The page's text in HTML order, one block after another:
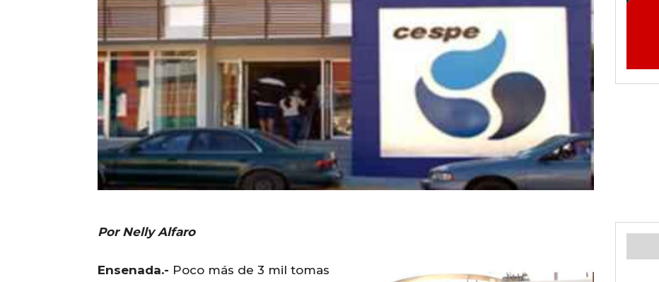
Por Nelly Alfaro
Ensenada.- Poco más de 3 mil tomas